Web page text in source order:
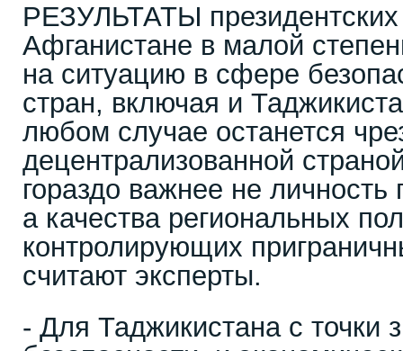
РЕЗУЛЬТАТЫ
Афганистане в малой
на ситуацию в сфере
стран, включая и
любом случае останется
децентрализованной
гораздо важнее не личность
а качества региональных
контролирующих
считают эксперты.
- Для Таджикистана с точки